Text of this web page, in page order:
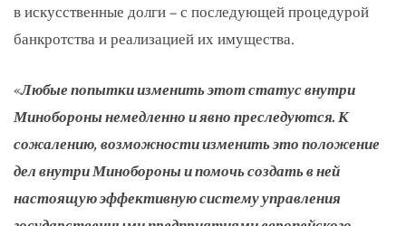
в искусственные долги – с последующей процедурой
банкротства и реализацией их имущества.
«Любые попытки изменить этот статус внутри
Минобороны немедленно и явно преследуются. К
сожалению, возможности изменить это положение
дел внутри Минобороны и помочь создать в ней
настоящую эффективную систему управления